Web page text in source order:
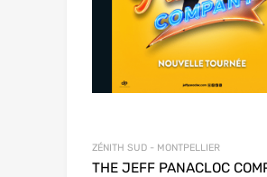
ZÉNITH SUD - MONTPELLIER
THE JEFF PANACLOC